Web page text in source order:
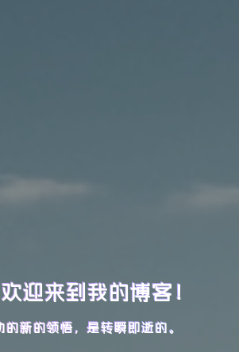
迎来到我的博客！
的新的领悟，是转瞬即逝的。